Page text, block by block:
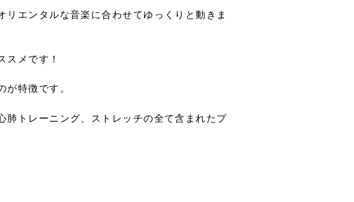
エンタルな音楽に合わせてゆっくりと動きま
スメです！
が特徴です。
肺トレーニング、ストレッチの全て含まれたプ